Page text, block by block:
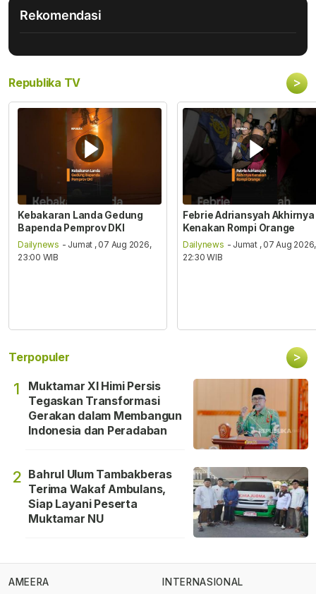
Rekomendasi
Republika TV >
Kebakaran Landa Gedung
Bapenda Pemprov DKI
Dailynews - Jumat , 07 Aug 2026,
23:00 WIB
Febrie Adriansyah Akhirnya
Kenakan Rompi Orange
Dailynews - Jumat , 07 Aug 2026,
22:30 WIB
Terpopuler >
1
Muktamar XI Himi Persis
Tegaskan Transformasi
Gerakan dalam Membangun
Indonesia dan Peradaban
2 Bahrul Ulum Tambakberas
Terima Wakaf Ambulans,
Siap Layani Peserta
Muktamar NU
AMEERA INTERNASIONAL